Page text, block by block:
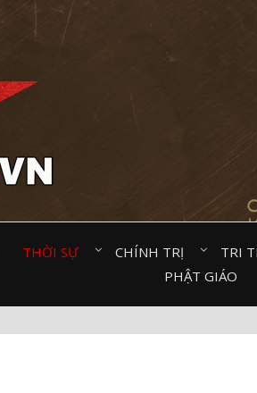
THỜI SỰ⠀ CHÍNH TRỊ⠀ TRI
PHẬT GIÁO⠀